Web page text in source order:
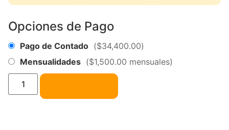
Opciones de Pago
Pago de Contado ($34,400.00)
Mensualidades ($1,500.00 mensuales)